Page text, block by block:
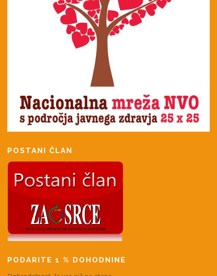
POSTANI ČLAN
PODARITE 1 % DOHODNINE